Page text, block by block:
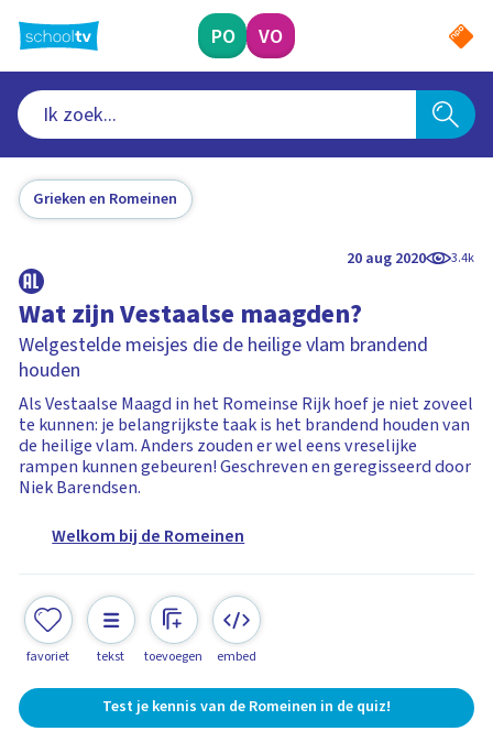
naar
hoofdinhoud
PO VO
Grieken en Romeinen
20 aug 2020 3.4k
Wat zijn Vestaalse maagden?
Welgestelde meisjes die de heilige vlam brandend
houden
Als Vestaalse Maagd in het Romeinse Rijk hoef je niet zoveel
te kunnen: je belangrijkste taak is het brandend houden van
de heilige vlam. Anders zouden er wel eens vreselijke
rampen kunnen gebeuren! Geschreven en geregisseerd door
Niek Barendsen.
Welkom bij de Romeinen
favoriet tekst toevoegen embed
Test je kennis van de Romeinen in de quiz!